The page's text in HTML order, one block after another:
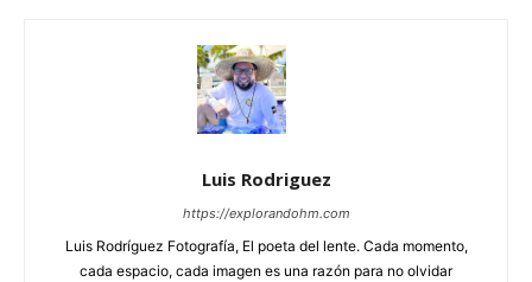
Luis Rodriguez
https://explorandohm.com
Luis Rodríguez Fotografía, El poeta del lente. Cada momento,
cada espacio, cada imagen es una razón para no olvidar